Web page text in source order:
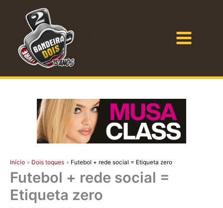
conteúdo
Início Dois toques Futebol + rede social = Etiqueta zero
Futebol + rede social =
Etiqueta zero